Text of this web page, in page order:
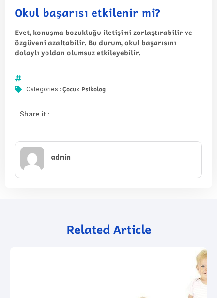
Okul başarısı etkilenir mi?
Evet, konuşma bozukluğu iletişimi zorlaştırabilir ve
özgüveni azaltabilir. Bu durum, okul başarısını
dolaylı yoldan olumsuz etkileyebilir.
Categories : Çocuk Psikolog
Share it :
admin
Related Article